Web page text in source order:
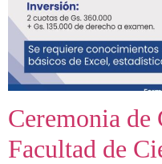
Ceremonia de
Facultad de